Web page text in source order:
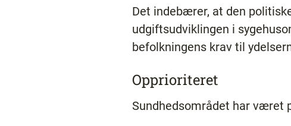
Det indebærer, at den
udgiftsudviklingen i
befolkningens krav til
Opprioriteret
Sundhedsområdet har været